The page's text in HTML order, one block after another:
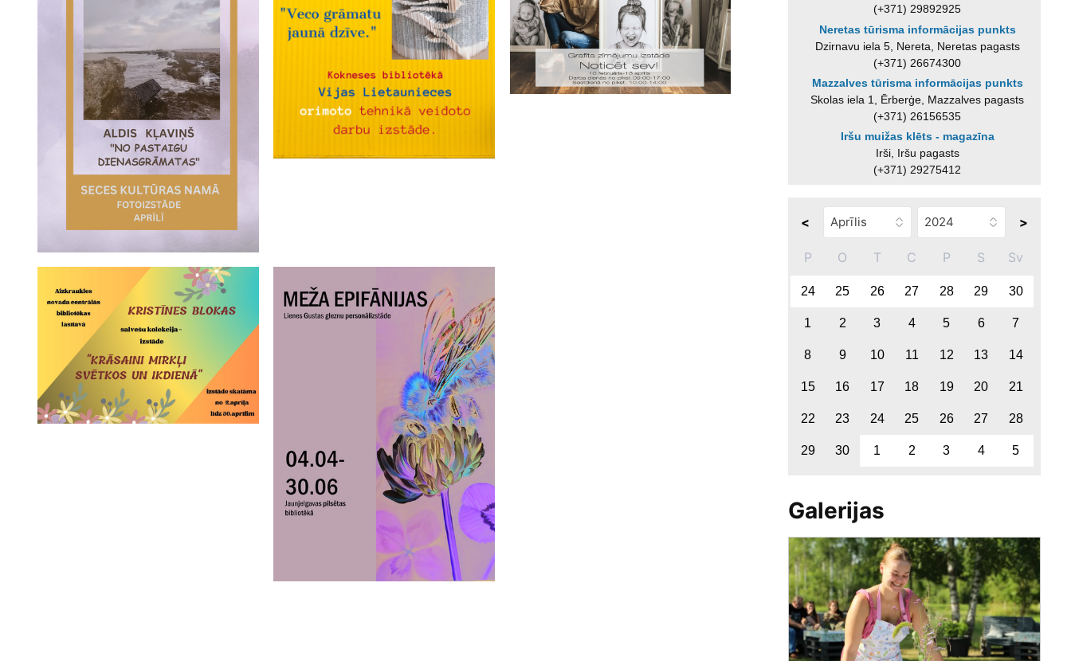
(+371) 29892925
Neretas tūrisma informācijas punkts
Dzirnavu iela 5, Nereta, Neretas pagasts
(+371) 26674300
Mazzalves tūrisma informācijas punkts
Skolas iela 1, Ērberģe, Mazzalves pagasts
(+371) 26156535
Iršu muižas klēts - magazīna
Irši, Iršu pagasts
(+371) 29275412
< >
P O T C P S Sv
24 25 26 27 28 29 30
1 2 3 4 5 6 7
8 9 10 11 12 13 14
15 16 17 18 19 20 21
22 23 24 25 26 27 28
29 30 1 2 3 4 5
Galerijas